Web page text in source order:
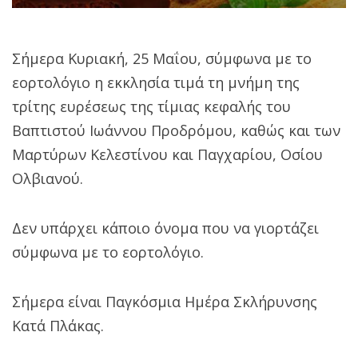
Σήμερα Κυριακή, 25 Μαΐου, σύμφωνα με το
εορτολόγιο η εκκλησία τιμά τη μνήμη της
τρίτης ευρέσεως της τίμιας κεφαλής του
Βαπτιστού Ιωάννου Προδρόμου, καθώς και των
Μαρτύρων Κελεστίνου και Παγχαρίου, Οσίου
Ολβιανού.
Δεν υπάρχει κάποιο όνομα που να γιορτάζει
σύμφωνα με το εορτολόγιο.
Σήμερα είναι Παγκόσμια Ημέρα Σκλήρυνσης
Κατά Πλάκας.